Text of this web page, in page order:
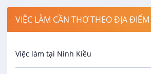
Spa
Bảo Vệ
VIỆC LÀM CẦN THƠ THEO ĐỊA ĐIỂM
Việc làm tại Ninh Kiều